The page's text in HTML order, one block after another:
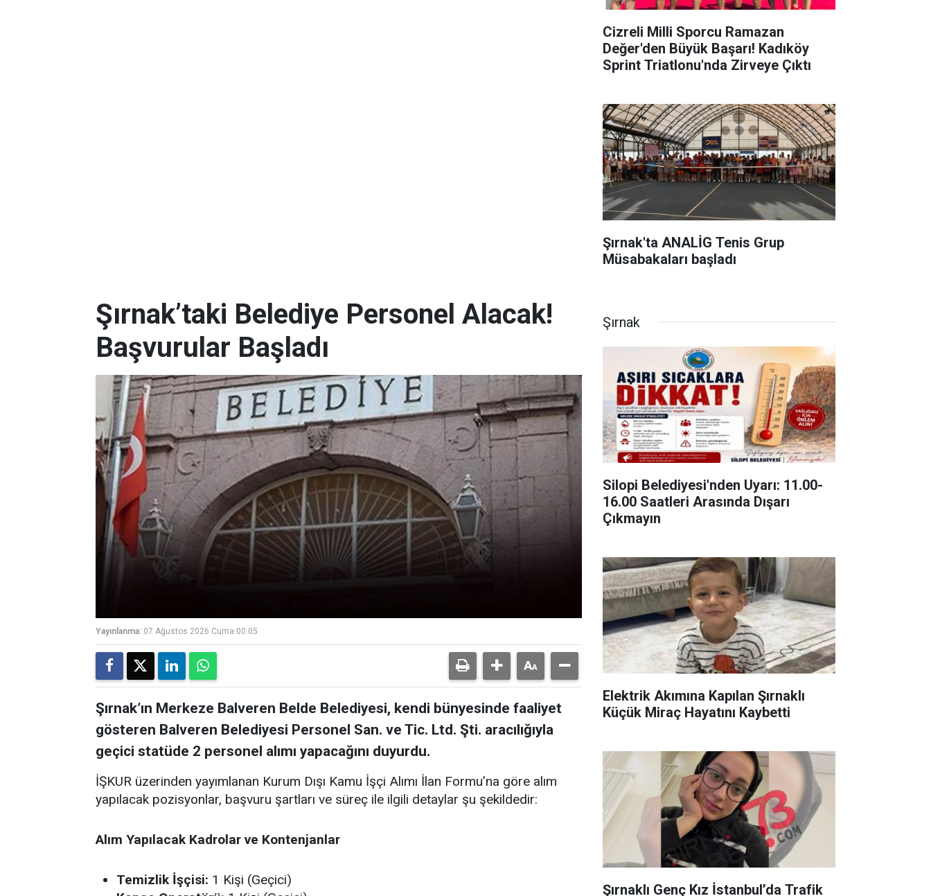
Cizreli Milli Sporcu Ramazan
Değer'den Büyük Başarı! Kadıköy
Sprint Triatlonu'nda Zirveye Çıktı
Şırnak'ta ANALİG Tenis Grup
Müsabakaları başladı
Şırnak’taki Belediye Personel Alacak!
Başvurular Başladı
Yayınlanma: 07 Ağustos 2026 Cuma 00:05
Şırnak’ın Merkeze Balveren Belde Belediyesi, kendi bünyesinde faaliyet
gösteren Balveren Belediyesi Personel San. ve Tic. Ltd. Şti. aracılığıyla
geçici statüde 2 personel alımı yapacağını duyurdu.
İŞKUR üzerinden yayımlanan Kurum Dışı Kamu İşçi Alımı İlan Formu’na göre alım
yapılacak pozisyonlar, başvuru şartları ve süreç ile ilgili detaylar şu şekildedir:
Alım Yapılacak Kadrolar ve Kontenjanlar
Temizlik İşçisi: 1 Kişi (Geçici)
Şırnak
Silopi Belediyesi'nden Uyarı: 11.00-
16.00 Saatleri Arasında Dışarı
Çıkmayın
Elektrik Akımına Kapılan Şırnaklı
Küçük Miraç Hayatını Kaybetti
Şırnaklı Genç Kız İstanbul’da Trafik